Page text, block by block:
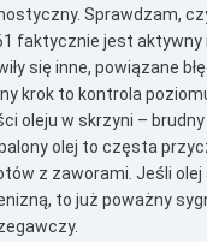
Sprawdzam,
faktycznie jest aktywny
się inne, powiązane
krok to kontrola
oleju w skrzyni – brudny
olej to częsta
z zaworami. Jeśli
to już poważny